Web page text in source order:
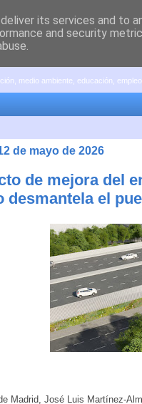
medio ambiente, educación, empleo,
de mayo de 2026
de mejora del
desmantela el
Madrid, José Luis Martínez-
its services and to
and security